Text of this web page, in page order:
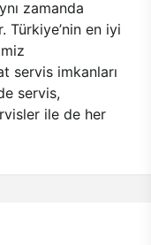
zamanda
Türkiye’nin en iyi
servis imkanları
servis,
ile de her